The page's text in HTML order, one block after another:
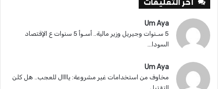
أخر التعليقات
Um Aya
5 سـنوات وجيريل وزير مالية.. أسـوأ 5 سنوات ع الإقتصاد
السودا...
Um Aya
مخاوف من استخدامات غير مشروعة: ياااال للعجب.. هل كلن